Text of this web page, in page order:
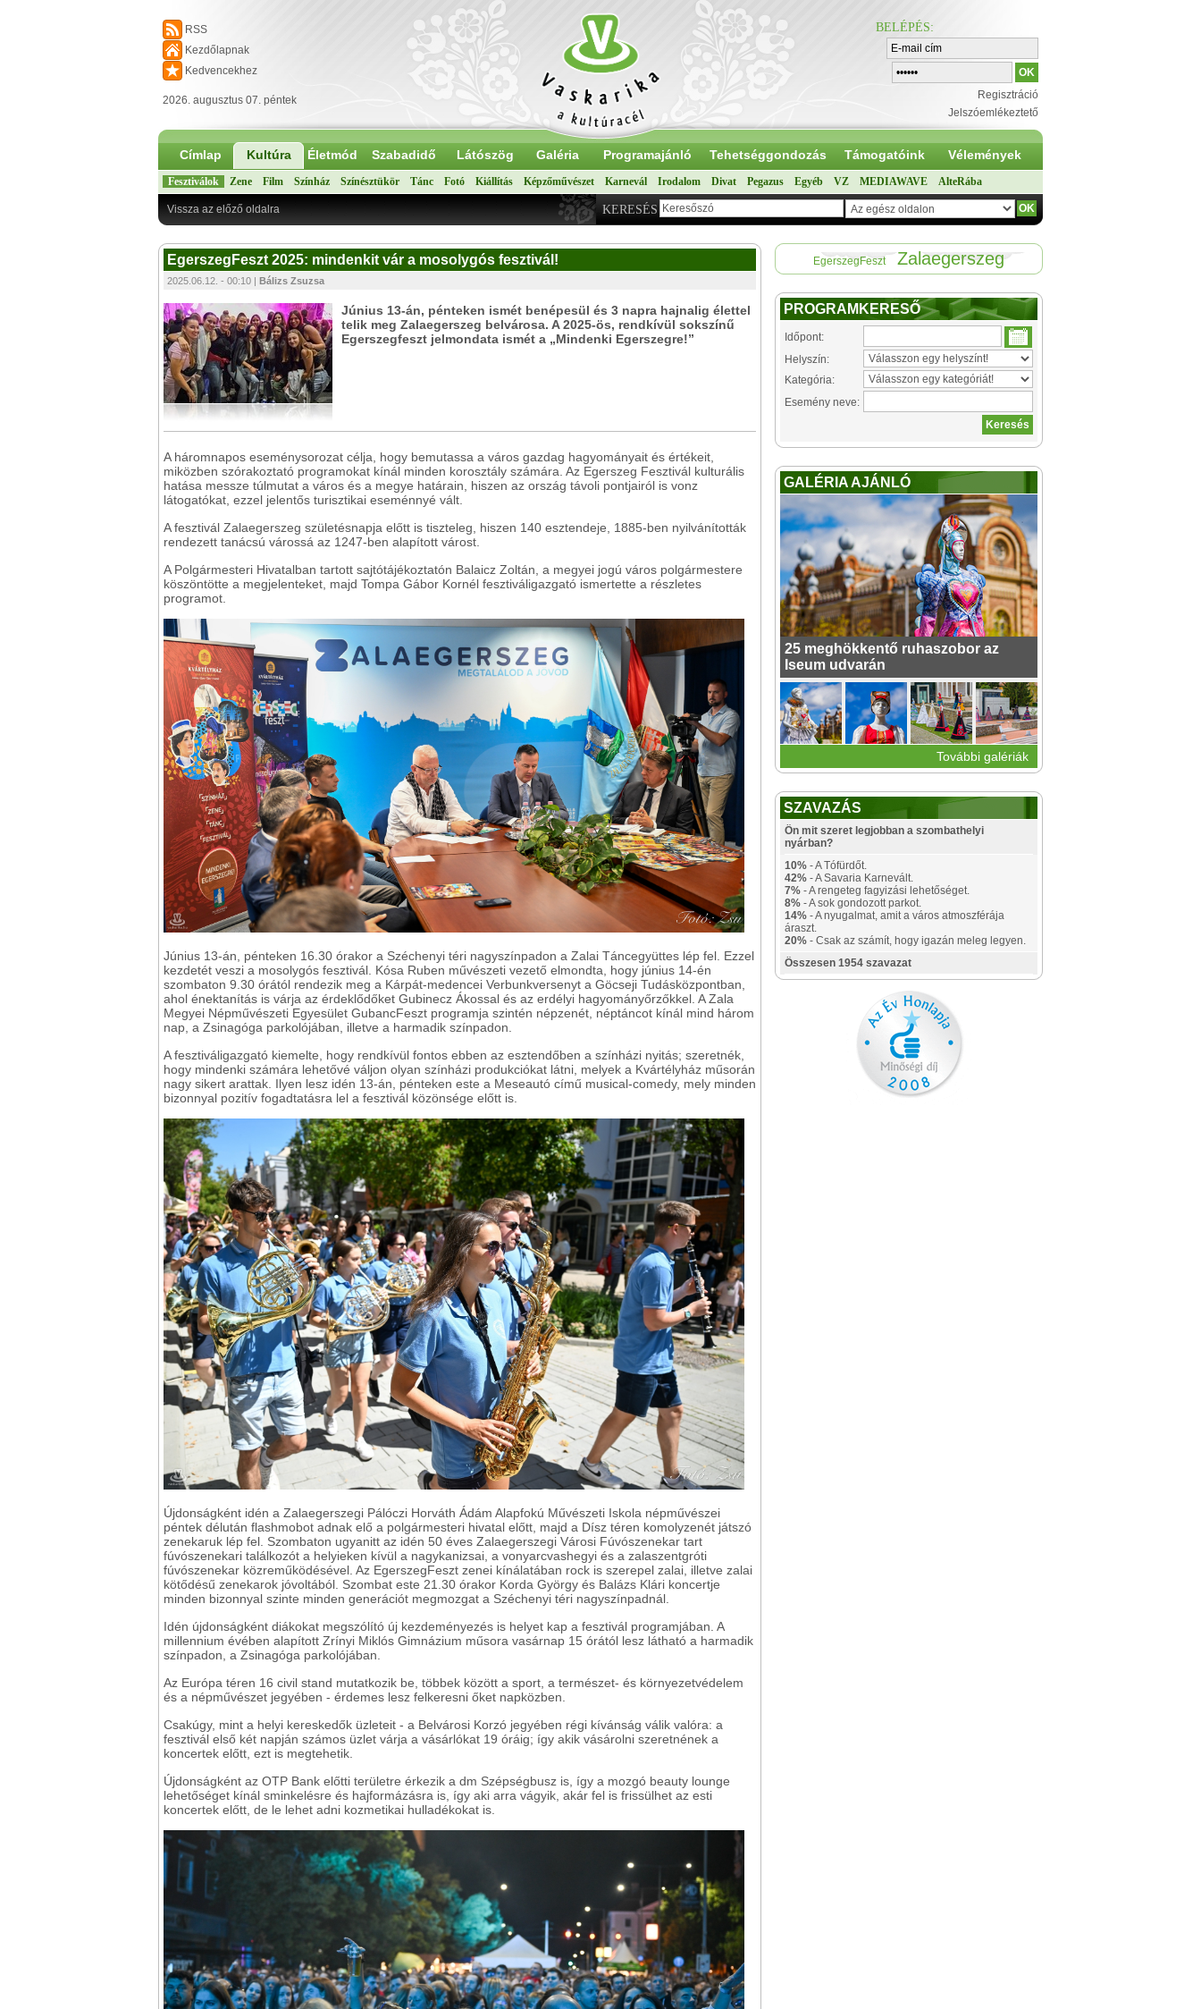
RSS
Kezdőlapnak
Kedvencekhez
2026. augusztus 07. péntek
BELÉPÉS:
Regisztráció
Jelszóemlékeztető
Címlap Kultúra Életmód Szabadidő Látószög Galéria Programajánló Tehetséggondozás Támogatóink Vélemények
Fesztiválok Zene Film Színház Színésztükör Tánc Fotó Kiállítás Képzőművészet Karnevál Irodalom Divat Pegazus Egyéb VZ MEDIAWAVE AlteRába
KERESÉS
Vissza az előző oldalra
EgerszegFeszt 2025: mindenkit vár a mosolygós fesztivál!
2025.06.12. - 00:10 | Bálizs Zsuzsa
Június 13-án, pénteken ismét benépesül és 3 napra hajnalig élettel
telik meg Zalaegerszeg belvárosa. A 2025-ös, rendkívül sokszínű
Egerszegfeszt jelmondata ismét a „Mindenki Egerszegre!”
A háromnapos eseménysorozat célja, hogy bemutassa a város gazdag hagyományait és értékeit,
miközben szórakoztató programokat kínál minden korosztály számára. Az Egerszeg Fesztivál kulturális
hatása messze túlmutat a város és a megye határain, hiszen az ország távoli pontjairól is vonz
látogatókat, ezzel jelentős turisztikai eseménnyé vált.
A fesztivál Zalaegerszeg születésnapja előtt is tiszteleg, hiszen 140 esztendeje, 1885-ben nyilvánították
rendezett tanácsú várossá az 1247-ben alapított várost.
A Polgármesteri Hivatalban tartott sajtótájékoztatón Balaicz Zoltán, a megyei jogú város polgármestere
köszöntötte a megjelenteket, majd Tompa Gábor Kornél fesztiváligazgató ismertette a részletes
programot.
Június 13-án, pénteken 16.30 órakor a Széchenyi téri nagyszínpadon a Zalai Táncegyüttes lép fel. Ezzel
kezdetét veszi a mosolygós fesztivál. Kósa Ruben művészeti vezető elmondta, hogy június 14-én
szombaton 9.30 órától rendezik meg a Kárpát-medencei Verbunkversenyt a Göcseji Tudásközpontban,
ahol énektanítás is várja az érdeklődőket Gubinecz Ákossal és az erdélyi hagyományőrzőkkel. A Zala
Megyei Népművészeti Egyesület GubancFeszt programja szintén népzenét, néptáncot kínál mind három
nap, a Zsinagóga parkolójában, illetve a harmadik színpadon.
A fesztiváligazgató kiemelte, hogy rendkívül fontos ebben az esztendőben a színházi nyitás; szeretnék,
hogy mindenki számára lehetővé váljon olyan színházi produkciókat látni, melyek a Kvártélyház műsorán
nagy sikert arattak. Ilyen lesz idén 13-án, pénteken este a Meseautó című musical-comedy, mely minden
bizonnyal pozitív fogadtatásra lel a fesztivál közönsége előtt is.
Újdonságként idén a Zalaegerszegi Pálóczi Horváth Ádám Alapfokú Művészeti Iskola népművészei
péntek délután flashmobot adnak elő a polgármesteri hivatal előtt, majd a Dísz téren komolyzenét játszó
zenekaruk lép fel. Szombaton ugyanitt az idén 50 éves Zalaegerszegi Városi Fúvószenekar tart
fúvószenekari találkozót a helyieken kívül a nagykanizsai, a vonyarcvashegyi és a zalaszentgróti
fúvószenekar közreműködésével. Az EgerszegFeszt zenei kínálatában rock is szerepel zalai, illetve zalai
kötődésű zenekarok jóvoltából. Szombat este 21.30 órakor Korda György és Balázs Klári koncertje
minden bizonnyal szinte minden generációt megmozgat a Széchenyi téri nagyszínpadnál.
Idén újdonságként diákokat megszólító új kezdeményezés is helyet kap a fesztivál programjában. A
millennium évében alapított Zrínyi Miklós Gimnázium műsora vasárnap 15 órától lesz látható a harmadik
színpadon, a Zsinagóga parkolójában.
Az Európa téren 16 civil stand mutatkozik be, többek között a sport, a természet- és környezetvédelem
és a népművészet jegyében - érdemes lesz felkeresni őket napközben.
Csakúgy, mint a helyi kereskedők üzleteit - a Belvárosi Korzó jegyében régi kívánság válik valóra: a
fesztivál első két napján számos üzlet várja a vásárlókat 19 óráig; így akik vásárolni szeretnének a
koncertek előtt, ezt is megtehetik.
Újdonságként az OTP Bank előtti területre érkezik a dm Szépségbusz is, így a mozgó beauty lounge
lehetőséget kínál sminkelésre és hajformázásra is, így aki arra vágyik, akár fel is frissülhet az esti
koncertek előtt, de le lehet adni kozmetikai hulladékokat is.
EgerszegFeszt Zalaegerszeg
PROGRAMKERESŐ
Időpont:
Helyszín:
Kategória:
Esemény neve:
GALÉRIA AJÁNLÓ
25 meghökkentő ruhaszobor az
Iseum udvarán
További galériák
SZAVAZÁS
Ön mit szeret legjobban a szombathelyi
nyárban?
10% - A Tófürdőt.
42% - A Savaria Karnevált.
7% - A rengeteg fagyizási lehetőséget.
8% - A sok gondozott parkot.
14% - A nyugalmat, amit a város atmoszférája
áraszt.
20% - Csak az számít, hogy igazán meleg legyen.
Összesen 1954 szavazat